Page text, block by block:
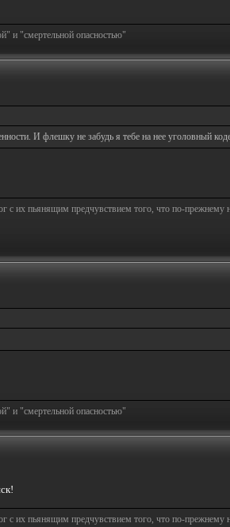
и "смертельной опасностью"
И флешку не забудь я тебе на нее уголовный
с их пьянящим предчувствием того, что по-прежнему
и "смертельной опасностью"
с их пьянящим предчувствием того, что по-прежнему